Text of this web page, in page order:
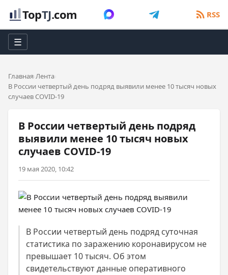
TopTJ.com RSS
☰
Главная Лента
В России четвертый день подряд выявили менее 10 тысяч новых
случаев COVID-19
В России четвертый день подряд
выявили менее 10 тысяч новых
случаев COVID-19
19 мая 2020, 10:42
В России четвертый день подряд суточная
статистика по заражению коронавирусом не
превышает 10 тысяч. Об этом
свидетельствуют данные оперативного